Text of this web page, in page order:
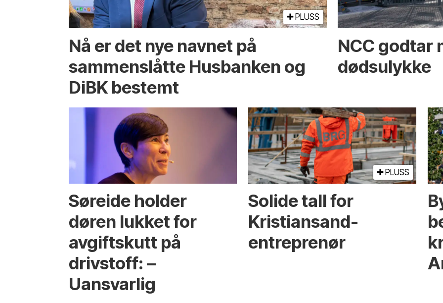
PLUSS
Nå er det nye navnet på
sammenslåtte Husbanken og
DiBK bestemt
NCC godtar
dødsulykke
Søreide holder
døren lukket for
avgiftskutt på
drivstoff: –
Uansvarlig
PLUSS
Solide tall for
Kristiansand-
entreprenør